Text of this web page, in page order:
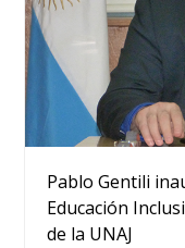
Pablo Gentili
Educación
de la UNAJ